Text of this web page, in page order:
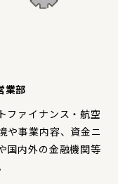
業部
ファイナンス・航空
や事業内容、資金ニ
国内外の金融機関等